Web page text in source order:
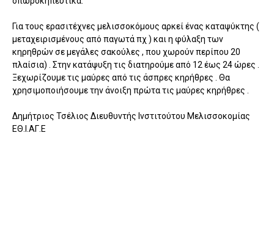
Για τους ερασιτέχνες μελισσοκόμους αρκεί ένας καταψύκτης (
μεταχειρισμένους από παγωτά πχ ) και η φύλαξη των
κηρηθρών σε μεγάλες σακούλες , που χωρούν περίπου 20
πλαίσια) . Στην κατάψυξη τις διατηρούμε από 12 έως 24 ώρες .
Ξεχωρίζουμε τις μαύρες από τις άσπρες κηρήθρες . Θα
χρησιμοποιήσουμε την άνοιξη πρώτα τις μαύρες κηρήθρες .
Δημήτριος Τσέλιος Διευθυντής Ινστιτούτου Μελισσοκομίας
ΕΘ.Ι.ΑΓ.Ε